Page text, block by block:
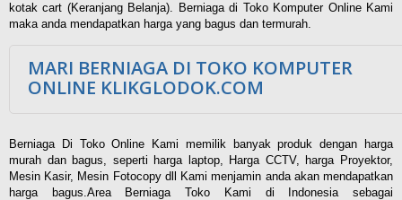
kotak cart (Keranjang Belanja). Berniaga di Toko Komputer Online Kami
maka anda mendapatkan harga yang bagus dan termurah.
MARI BERNIAGA DI TOKO KOMPUTER
ONLINE KLIKGLODOK.COM
Berniaga Di Toko Online Kami memilik banyak produk dengan harga
murah dan bagus, seperti harga laptop, Harga CCTV, harga Proyektor,
Mesin Kasir, Mesin Fotocopy dll Kami menjamin anda akan mendapatkan
harga bagus.Area Berniaga Toko Kami di Indonesia sebagai